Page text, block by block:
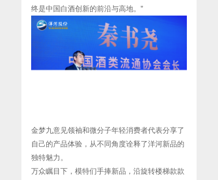
终是中国白酒创新的前沿与高地。”
金梦九意见领袖和微分子年轻消费者代表分享了
自己的产品体验，从不同角度诠释了洋河新品的
独特魅力。
万众瞩目下，模特们手捧新品，沿旋转楼梯款款